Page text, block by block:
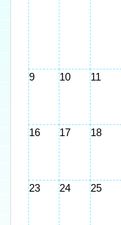
9 10 11
16 17 18
23 24 25